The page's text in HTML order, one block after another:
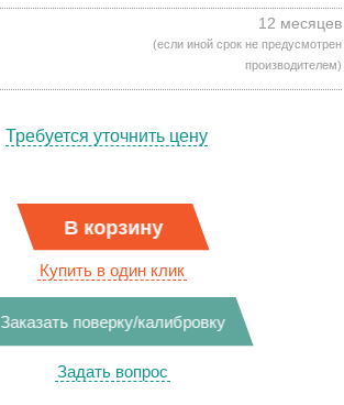
12 месяцев
(если иной срок не предусмотрен
производителем)
Требуется уточнить цену
В корзину
Купить в один клик
Заказать поверку/калибровку
Задать вопрос